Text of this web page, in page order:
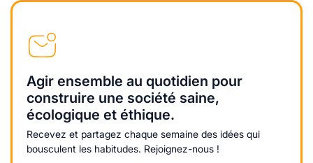
Agir ensemble au quotidien pour
construire une société saine,
écologique et éthique.
Recevez et partagez chaque semaine des idées qui
bousculent les habitudes. Rejoignez-nous !